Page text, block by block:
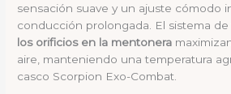
sensación suave y un ajuste cómodo
conducción prolongada. El sistema
los orificios en la mentonera
aire, manteniendo una temperatura
casco Scorpion Exo-Combat.